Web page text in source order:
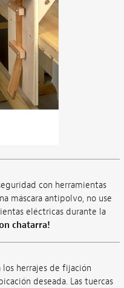
con herramientas
máscara antipolvo, no use
eléctricas durante la
chatarra!
herrajes de fijación
deseada. Las tuercas